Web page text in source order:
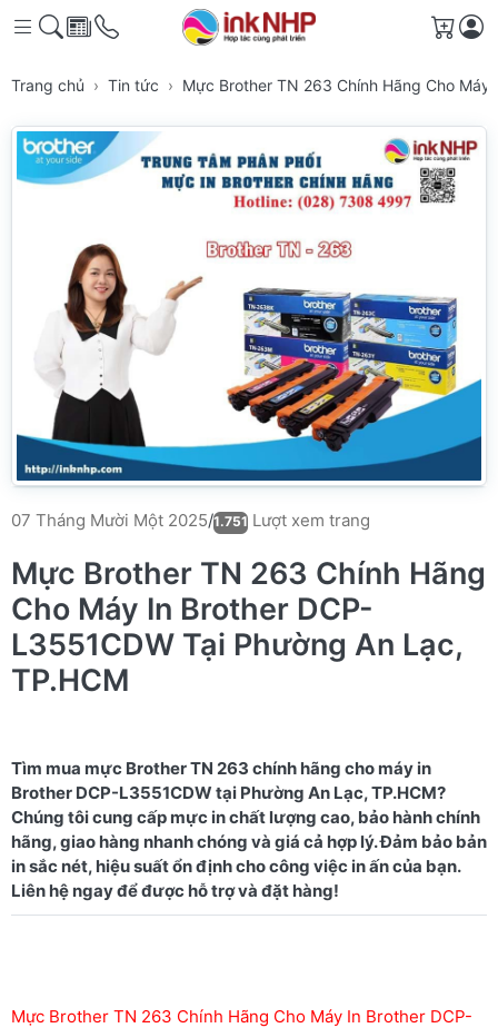
Giỏ
Trang chủ Tin tức Mực Brother TN 263 Chính Hãng Cho Máy
07 Tháng Mười Một 2025/1.751 Lượt xem trang
Mực Brother TN 263 Chính Hãng
Cho Máy In Brother DCP-
L3551CDW Tại Phường An Lạc,
TP.HCM
Tìm mua mực Brother TN 263 chính hãng cho máy in
Brother DCP-L3551CDW tại Phường An Lạc, TP.HCM?
Chúng tôi cung cấp mực in chất lượng cao, bảo hành chính
hãng, giao hàng nhanh chóng và giá cả hợp lý. Đảm bảo bản
in sắc nét, hiệu suất ổn định cho công việc in ấn của bạn.
Mực Brother TN 263 Chính Hãng Cho Máy In Brother DCP-